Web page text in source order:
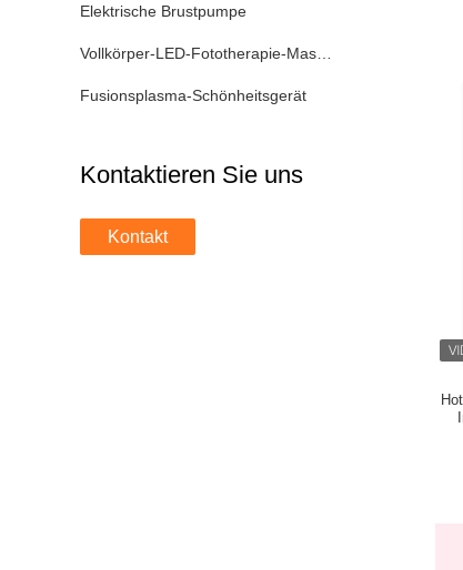
Elektrische Brustpumpe
Vollkörper-LED-Fototherapie-Maschine
Fusionsplasma-Schönheitsgerät
Kontaktieren Sie uns
Kontakt